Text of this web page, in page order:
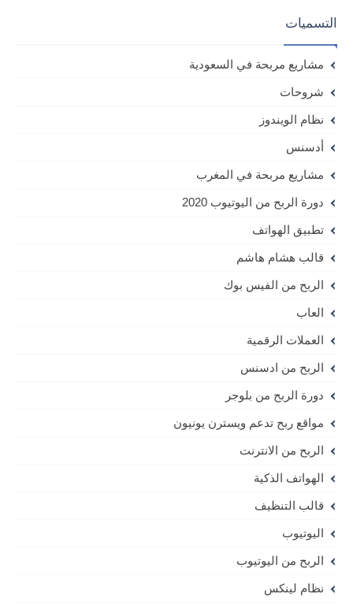
التسميات
مشاريع مربحة في السعودية
شروحات
نظام الويندوز
أدسنس
مشاريع مربحة في المغرب
دورة الربح من اليوتيوب 2020
تطبيق الهواتف
قالب هشام هاشم
الربح من الفيس بوك
العاب
العملات الرقمية
الربح من ادسنس
دورة الربح من بلوجر
مواقع ربح تدعم ويسترن يونيون
الربح من الانترنت
الهواتف الذكية
قالب التنظيف
اليوتيوب
الربح من اليوتيوب
نظام لينكس